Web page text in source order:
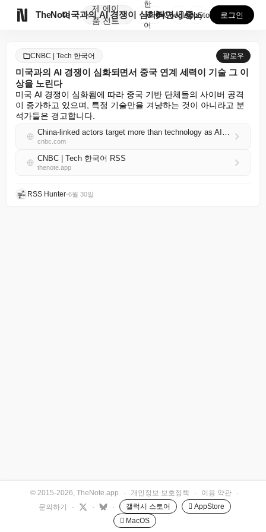
TheNote
제
품
에이
전트
미국과의 AI 경쟁이 심화되면서 중국 연계 세력이 기술...
한
국
어
GooglePlay
AppStore 로그인
CNBC | Tech 한국어 팔로우
미국과의 AI 경쟁이 심화되면서 중국 연계 세력이 기술 그 이
상을 노린다
미국 AI 경쟁이 심화됨에 따라 중국 기반 단체들의 사이버 공격
이 증가하고 있으며, 특정 기술만을 겨냥하는 것이 아니라고 분
석가들은 경고합니다.
China-linked actors target more than technology as AI competition with U.S. intensifies
cnbc.com
CNBC | Tech 한국어 RSS
thenote.app
RSS Hunter•6월 30일
© 2015-2026, TheNote.app · 개인정보 보호정책 · 이용 약관
·
문의하기
· · · 갤럭시 스토어
 AppStore
 MacOS